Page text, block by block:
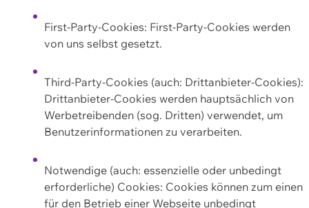
First-Party-Cookies: First-Party-Cookies werden
von uns selbst gesetzt.
Third-Party-Cookies (auch: Drittanbieter-Cookies):
Drittanbieter-Cookies werden hauptsächlich von
Werbetreibenden (sog. Dritten) verwendet, um
Benutzerinformationen zu verarbeiten.
Notwendige (auch: essenzielle oder unbedingt
erforderliche) Cookies: Cookies können zum einen
für den Betrieb einer Webseite unbedingt